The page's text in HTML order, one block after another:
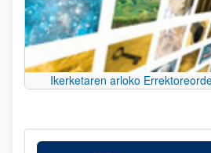
Ikerketaren arloko